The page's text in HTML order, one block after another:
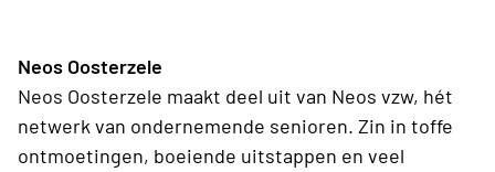
Neos Oosterzele
Neos Oosterzele maakt deel uit van Neos vzw, hét
netwerk van ondernemende senioren. Zin in toffe
ontmoetingen, boeiende uitstappen en veel